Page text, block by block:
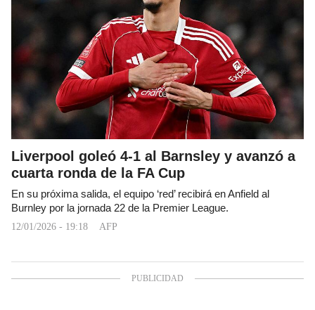
Liverpool goleó 4-1 al Barnsley y avanzó a
cuarta ronda de la FA Cup
En su próxima salida, el equipo ‘red’ recibirá en Anfield al
Burnley por la jornada 22 de la Premier League.
12/01/2026 - 19:18 AFP